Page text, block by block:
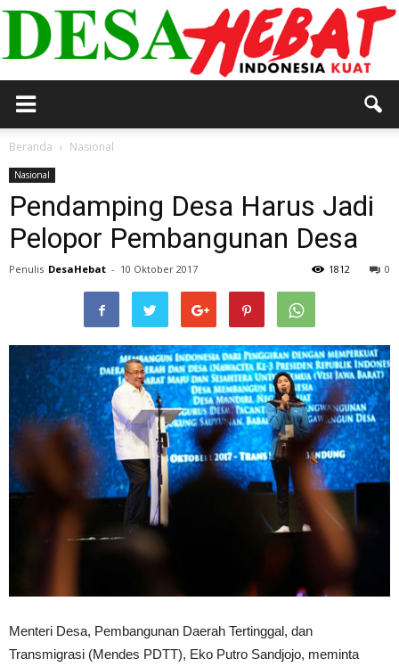
HEBAT
Beranda Nasional
Nasional
Pendamping Desa Harus Jadi
Pelopor Pembangunan Desa
Penulis DesaHebat - 10 Oktober 2017 0
1812
Menteri Desa, Pembangunan Daerah Tertinggal, dan
Transmigrasi (Mendes PDTT), Eko Putro Sandjojo, meminta